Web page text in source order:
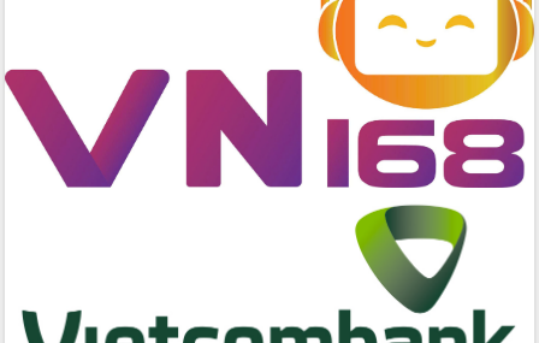
Ứng dụng sinh trắc học - Bước tiến
trong hành trình chuyển đổi số tại Đắk
Lắk
Đắk Lắk nâng cao hiệu quả công tác
Đảng từ Sổ tay đảng viên điện tử
chuyển đổi số cho cán bộ, công chức
cấp xã